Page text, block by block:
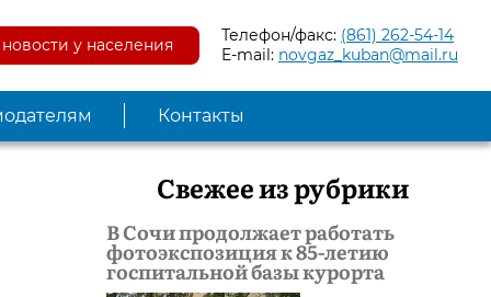
у населения Телефон/факс: (861) 262-54-14
E-mail: novgaz_kuban@mail.ru
Контакты
Свежее из рубрики
В Сочи продолжает работать
фотоэкспозиция к 85-летию
госпитальной базы курорта